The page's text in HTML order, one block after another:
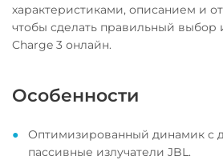
характеристиками, описанием и
чтобы сделать правильный выбор
Charge 3 онлайн.
Особенности
Оптимизированный динамик с
пассивные излучатели JBL.